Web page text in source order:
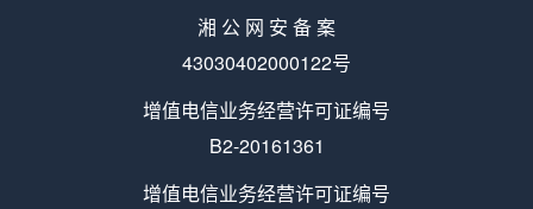
湘 公 网 安 备 案
43030402000122号
增值电信业务经营许可证编号
B2-20161361
增值电信业务经营许可证编号